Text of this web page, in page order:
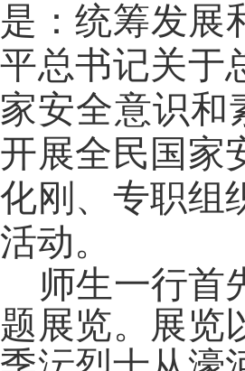
是：统筹发展
平总书记关于
家安全意识和
开展全民国家
化刚、专职组
活动。
师生一行首
题展览。展览